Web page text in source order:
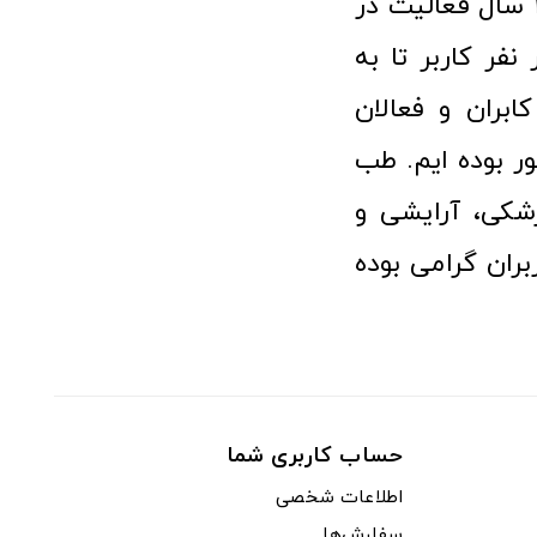
پزشکی توانسته مورد اعتماد بیش از ۱۲۰ هزار نفر کاربر تا به
و فعالان
بوده ایم. طب
آرایشی و
گرامی بوده
حساب کاربری شما
اطلاعات شخصی